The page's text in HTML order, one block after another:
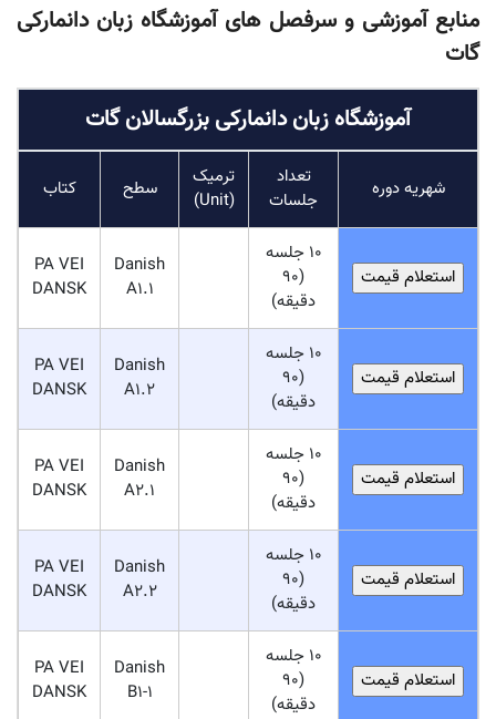
منابع آموزشی و سرفصل های آموزشگاه زبان دانمارکی
گات
آموزشگاه زبان دانمارکی بزرگسالان گات
شهریه دوره
تعداد
جلسات
ترمیک
(Unit)
سطح کتاب
10 جلسه
(90
دقیقه)
Danish
A1.1
PA VEI
DANSK
10 جلسه
(90
دقیقه)
Danish
A1.2
PA VEI
DANSK
10 جلسه
(90
دقیقه)
Danish
A2.1
PA VEI
DANSK
10 جلسه
(90
دقیقه)
Danish
A2.2
PA VEI
DANSK
10 جلسه
(90
دقیقه)
Danish
B1-1
PA VEI
DANSK